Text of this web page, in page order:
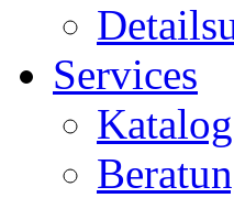
Services
Katalog